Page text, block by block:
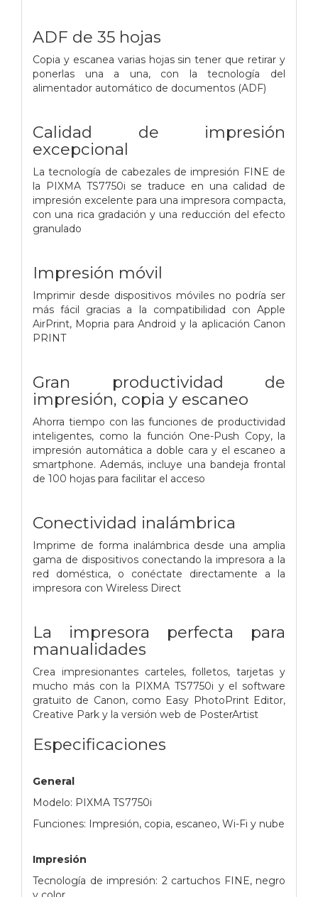
ADF de 35 hojas
Copia y escanea varias hojas sin tener que retirar y
ponerlas una a una, con la tecnología del
alimentador automático de documentos (ADF)
Calidad de impresión
excepcional
La tecnología de cabezales de impresión FINE de
la PIXMA TS7750i se traduce en una calidad de
impresión excelente para una impresora compacta,
con una rica gradación y una reducción del efecto
granulado
Impresión móvil
Imprimir desde dispositivos móviles no podría ser
más fácil gracias a la compatibilidad con Apple
AirPrint, Mopria para Android y la aplicación Canon
PRINT
Gran productividad de
impresión, copia y escaneo
Ahorra tiempo con las funciones de productividad
inteligentes, como la función One-Push Copy, la
impresión automática a doble cara y el escaneo a
smartphone. Además, incluye una bandeja frontal
de 100 hojas para facilitar el acceso
Conectividad inalámbrica
Imprime de forma inalámbrica desde una amplia
gama de dispositivos conectando la impresora a la
red doméstica, o conéctate directamente a la
impresora con Wireless Direct
La impresora perfecta para
manualidades
Crea impresionantes carteles, folletos, tarjetas y
mucho más con la PIXMA TS7750i y el software
gratuito de Canon, como Easy PhotoPrint Editor,
Creative Park y la versión web de PosterArtist
Especificaciones
General
Modelo: PIXMA TS7750i
Funciones: Impresión, copia, escaneo, Wi-Fi y nube
Impresión
Tecnología de impresión: 2 cartuchos FINE, negro